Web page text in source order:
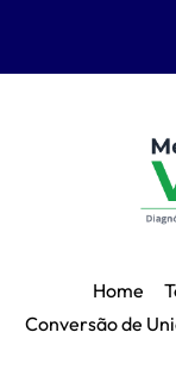
Home
Conversão de